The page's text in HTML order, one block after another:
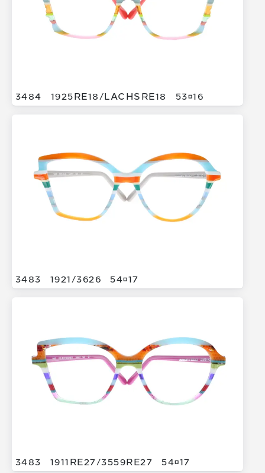
3484 1925RE18/LACHSRE18 5316
3483 1921/3626 5417
3483 1911RE27/3559RE27 5417